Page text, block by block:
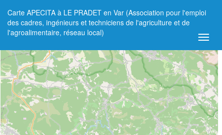
Carte APECITA à LE PRADET en Var (Association pour l'emploi
des cadres, ingénieurs et techniciens de l'agriculture et de
l'agroalimentaire, réseau local)
+
−